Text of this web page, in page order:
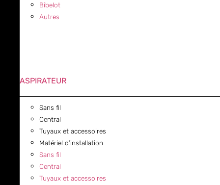
Bibelot
Autres
ASPIRATEUR
Sans fil
Central
Tuyaux et accessoires
Matériel d’installation
Sans fil
Central
Tuyaux et accessoires